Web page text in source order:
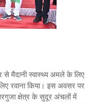
से मैदानी स्वास्थ्य अमले के लिए
रवाना किया। इस अवसर पर
क्षेत्र के सुदूर अंचलों में